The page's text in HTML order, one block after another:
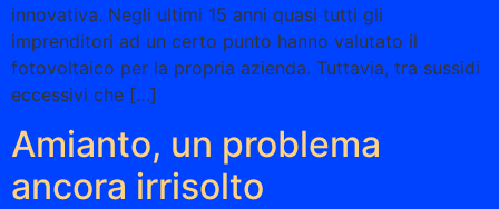
innovativa. Negli ultimi 15 anni quasi tutti gli
imprenditori ad un certo punto hanno valutato il
fotovoltaico per la propria azienda. Tuttavia, tra sussidi
eccessivi che […]
Amianto, un problema
ancora irrisolto